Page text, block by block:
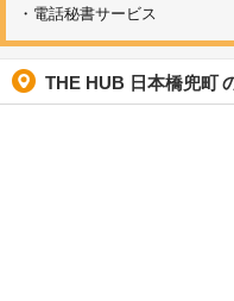
・電話秘書サービス
THE HUB 日本橋兜町